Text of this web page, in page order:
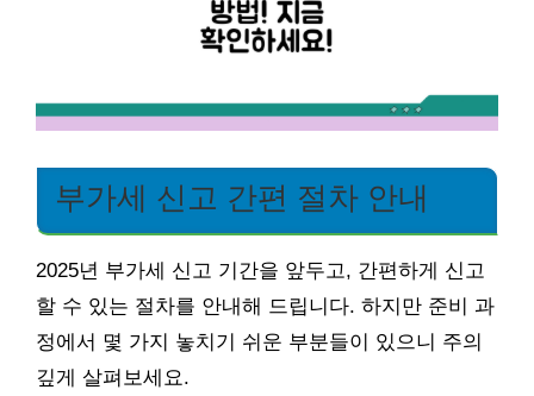
부가세 신고 간편 절차 안내
2025년 부가세 신고 기간을 앞두고, 간편하게 신고
할 수 있는 절차를 안내해 드립니다. 하지만 준비 과
정에서 몇 가지 놓치기 쉬운 부분들이 있으니 주의
깊게 살펴보세요.